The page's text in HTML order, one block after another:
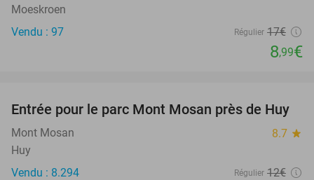
Moeskroen
Vendu : 97
Régulier 17€
8,99€
26%
Entrée pour le parc Mont Mosan près de Huy
Mont Mosan 8.7 star
Huy
Vendu : 8.294
Régulier 12€